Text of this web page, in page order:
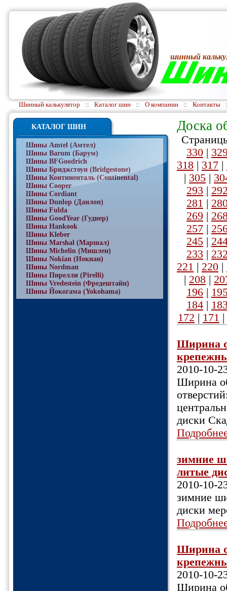
шинный
Шинный калькулятор :: Каталог шин :: О компании :: Контакты
КАТАЛОГ ШИН
Шины Amtel (Амтел)
Шины Barum (Барум)
Шины BFGoodrich
Шины Бриджстоун (Bridgestone)
Шины Континенталь (Continental)
Шины Cooper
Шины Cordiant
Шины Dunlop (Данлоп)
Шины Fulda
Шины GoodYear (Гудиер)
Шины Hankook
Шины Kleber
Шины Marshal (Маршал)
Шины Michelin (Мишлен)
Шины Nokian (Нокиан)
Шины Nordman
Шины Пирелли (Pirelli)
Шины Vredestein (Фредештайн)
Шины Йокогама (Yokohama)
Доска
330 |
318 | 317 |
| 305 |
293 |
281 |
269 |
257 |
245 |
233 |
221 | 220 |
| 208 |
196 |
184 |
172 | 171 |
Ширина
2010-10-
Ширина
диски
зимние
литые
2010-10-
зимние
диски
Ширина
2010-10-
Ширина